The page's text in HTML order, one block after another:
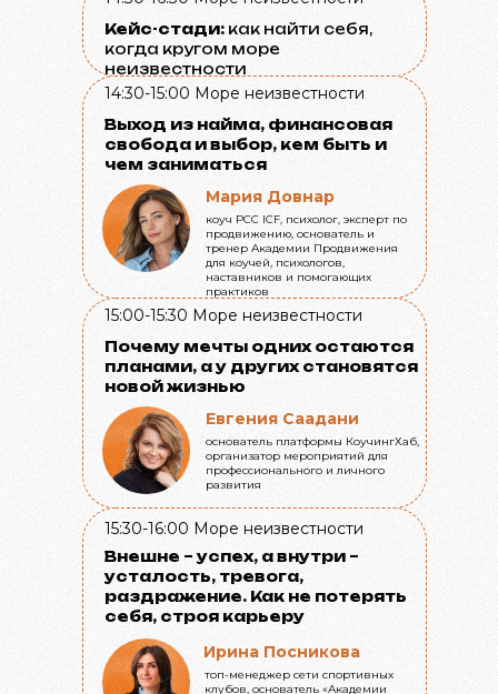
14:30-15:00 Море неизвестности
Выход из найма, финансовая
свобода и выбор, кем быть и
чем заниматься
Мария Довнар
коуч PCC ICF, психолог, эксперт по
продвижению, основатель и
тренер Академии Продвижения
для коучей, психологов,
наставников и помогающих
практиков
15:00-15:30 Море неизвестности
Почему мечты одних остаются
планами, а у других становятся
новой жизнью
Евгения Саадани
основатель платформы КоучингХаб,
организатор мероприятий для
профессионального и личного
развития
15:30-16:00 Море неизвестности
Внешне – успех, а внутри –
усталость, тревога,
раздражение. Как не потерять
себя, строя карьеру
Ирина Посникова
топ-менеджер сети спортивных
клубов, основатель «Академии
Кейс-стади: как найти себя,
когда кругом море
неизвестности